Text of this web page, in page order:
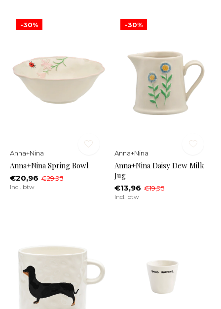
-30%
Anna+Nina
Anna+Nina Spring Bowl
€20,96 €29,95
Incl. btw
-30%
Anna+Nina
Anna+Nina Daisy Dew Milk
Jug
€13,96 €19,95
Incl. btw